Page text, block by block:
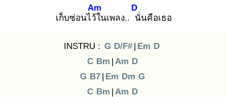
เก็บซ่อนไว้ใ
Am
นเพลง.. นั่
D
นคือเธอ
INSTRU : G D/F# | Em D
C Bm | Am D
G B7 | Em Dm G
C Bm | Am D